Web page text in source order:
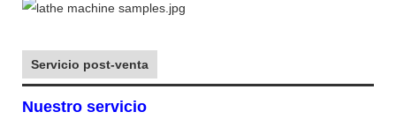
Servicio post-venta
Nuestro servicio